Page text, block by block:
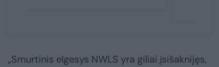
„Smurtinis elgesys NWLS yra giliai įsišaknijęs,